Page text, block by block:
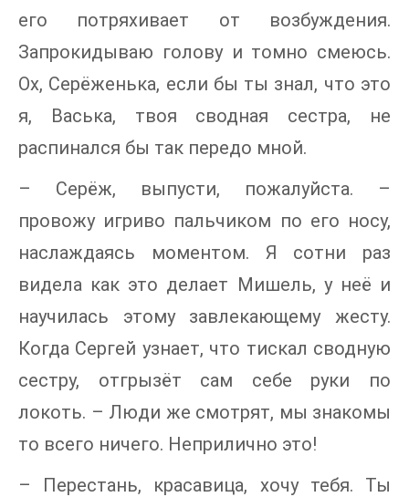
его потряхивает от возбуждения.
Запрокидываю голову и томно смеюсь.
Ох, Серёженька, если бы ты знал, что это
я, Васька, твоя сводная сестра, не
распинался бы так передо мной.
– Серёж, выпусти, пожалуйста. –
провожу игриво пальчиком по его носу,
наслаждаясь моментом. Я сотни раз
видела как это делает Мишель, у неё и
научилась этому завлекающему жесту.
Когда Сергей узнает, что тискал сводную
сестру, отгрызёт сам себе руки по
локоть. – Люди же смотрят, мы знакомы
то всего ничего. Неприлично это!
– Перестань, красавица, хочу тебя. Ты